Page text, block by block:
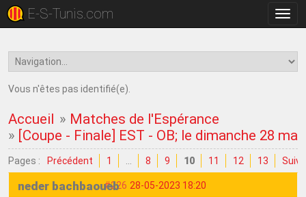
la
E-S-Tunis.com
Vous n'êtes pas identifié(e).
Accueil » Matches de l'Espérance
» [Coupe - Finale] EST - OB; le dimanche 28 mai
Pages : Précédent 1 8 9 10 11 12 13
#226 28-05-2023 18:20
neder bachbaoueb